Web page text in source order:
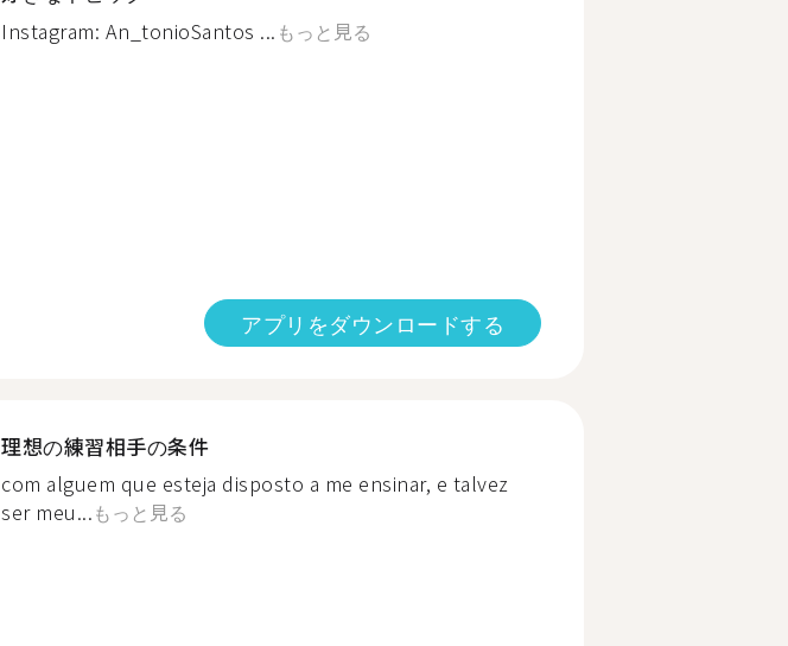
Instagram: An_tonioSantos ... もっと見る
アプリをダウンロードする
理想の練習相手の条件
com alguem que esteja disposto a me ensinar, e talvez
ser meu...もっと見る